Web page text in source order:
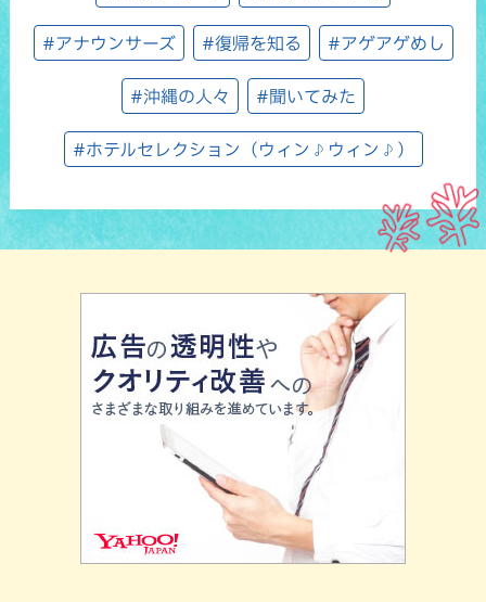
#アナウンサーズ #復帰を知る #アゲアゲめし
#沖縄の人々 #聞いてみた
#ホテルセレクション（ウィン♪ウィン♪）